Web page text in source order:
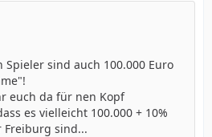
sind auch 100.000 Euro
euch da für nen Kopf
es vielleicht 100.000 + 10%
sind...